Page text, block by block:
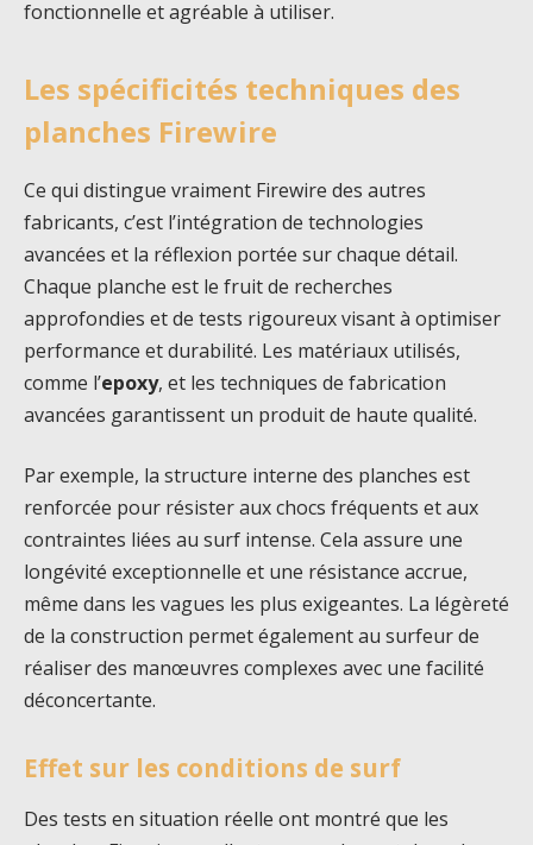
fonctionnelle et agréable à utiliser.
Les spécificités techniques des
planches Firewire
Ce qui distingue vraiment Firewire des autres
fabricants, c’est l’intégration de technologies
avancées et la réflexion portée sur chaque détail.
Chaque planche est le fruit de recherches
approfondies et de tests rigoureux visant à optimiser
performance et durabilité. Les matériaux utilisés,
comme l’epoxy, et les techniques de fabrication
avancées garantissent un produit de haute qualité.
Par exemple, la structure interne des planches est
renforcée pour résister aux chocs fréquents et aux
contraintes liées au surf intense. Cela assure une
longévité exceptionnelle et une résistance accrue,
même dans les vagues les plus exigeantes. La légèreté
de la construction permet également au surfeur de
réaliser des manœuvres complexes avec une facilité
déconcertante.
Effet sur les conditions de surf
Des tests en situation réelle ont montré que les